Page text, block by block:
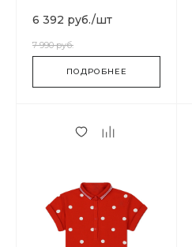
6 392 руб./шт
7 990 руб.
ПОДРОБНЕЕ